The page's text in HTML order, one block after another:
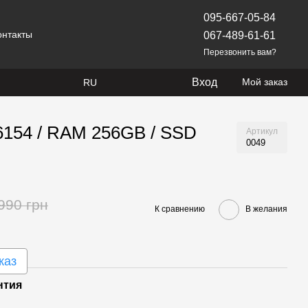
095-667-05-84
067-489-61-61
Перезвонить вам?
RU Вход Мой заказ
/ RAM 256GB / SSD
Артикул
0049
грн К сравнению В желания